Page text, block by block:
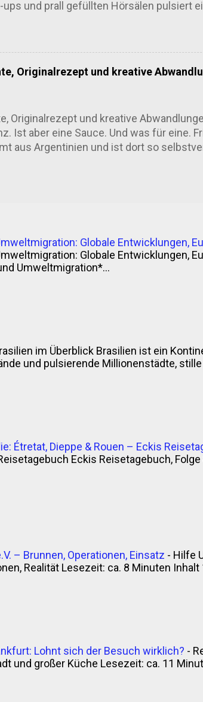
und prall gefüllten Hörsälen pulsiert
Universidad Nacional de Córdoba ,
Projekt. Vielmehr mischt sie sich
öffnet Labore für Kooperationen. Die
Originalrezept und kreative
Originalrezept und kreative
Ist aber eine Sauce. Und was für eine.
aus Argentinien und ist dort so
eindeutig belegt – wie so oft bei
jedenfalls gut genug für einen
aus Englisch, Baskisch und
...
Globale Entwicklungen,
Globale Entwicklungen,
Umweltmigration*...
im Überblick Brasilien ist ein
und pulsierende Millionenstädte, stille
Étretat, Dieppe & Rouen – Eckis
Eckis Reisetagebuch,
– Brunnen, Operationen, Einsatz - Hilfe
Realität Lesezeit: ca. 8 Minuten Inhalt
Lohnt sich der Besuch wirklich? -
und großer Küche Lesezeit: ca. 11